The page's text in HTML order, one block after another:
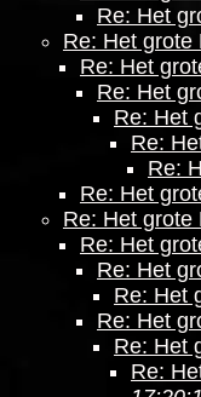
Re: Het
Re: Het grote
Re: Het
Re: Het
Re: Het
Re:
Re:
Re: Het
Re: Het grote
Re: Het
Re: Het
Re: Het
Re: Het
Re: Het
Re: